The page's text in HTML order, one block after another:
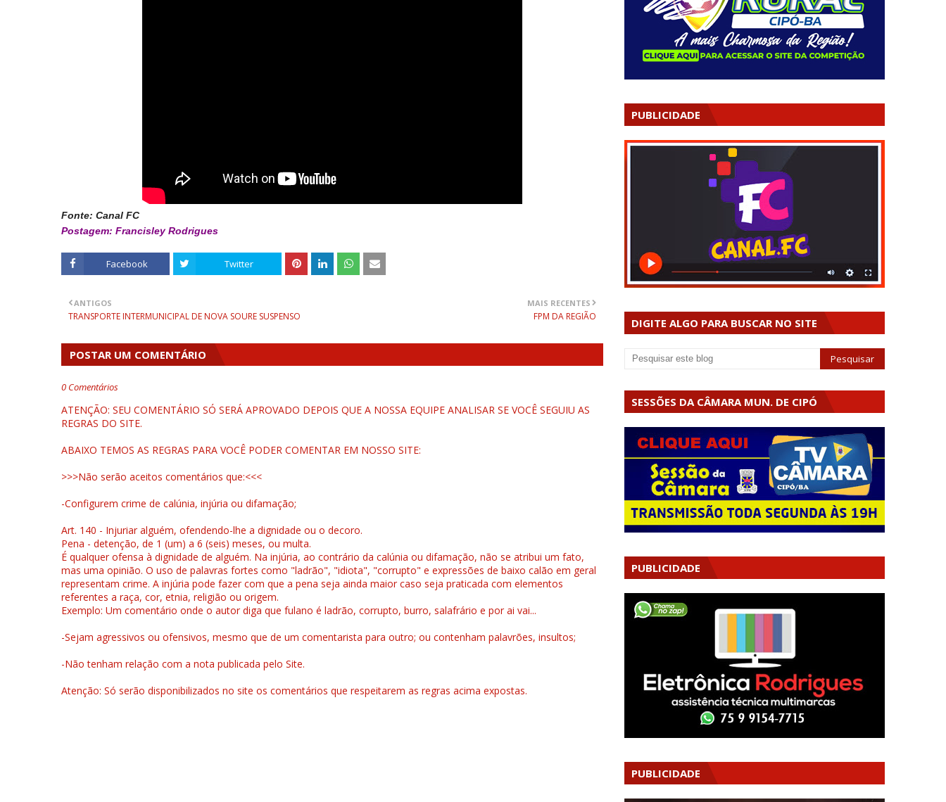
Fonte: Canal FC
Postagem: Francisley Rodrigues
Facebook Twitter
MAIS RECENTES
FPM DA REGIÃO
ANTIGOS
TRANSPORTE INTERMUNICIPAL DE NOVA SOURE SUSPENSO
POSTAR UM COMENTÁRIO
0 Comentários
ATENÇÃO: SEU COMENTÁRIO SÓ SERÁ APROVADO DEPOIS QUE A NOSSA EQUIPE ANALISAR SE VOCÊ SEGUIU AS
REGRAS DO SITE.
ABAIXO TEMOS AS REGRAS PARA VOCÊ PODER COMENTAR EM NOSSO SITE:
>>>Não serão aceitos comentários que:<<<
-Configurem crime de calúnia, injúria ou difamação;
Art. 140 - Injuriar alguém, ofendendo-lhe a dignidade ou o decoro.
Pena - detenção, de 1 (um) a 6 (seis) meses, ou multa.
É qualquer ofensa à dignidade de alguém. Na injúria, ao contrário da calúnia ou difamação, não se atribui um fato,
mas uma opinião. O uso de palavras fortes como "ladrão", "idiota", "corrupto" e expressões de baixo calão em geral
representam crime. A injúria pode fazer com que a pena seja ainda maior caso seja praticada com elementos
referentes a raça, cor, etnia, religião ou origem.
Exemplo: Um comentário onde o autor diga que fulano é ladrão, corrupto, burro, salafrário e por ai vai...
-Sejam agressivos ou ofensivos, mesmo que de um comentarista para outro; ou contenham palavrões, insultos;
-Não tenham relação com a nota publicada pelo Site.
Atenção: Só serão disponibilizados no site os comentários que respeitarem as regras acima expostas.
PUBLICIDADE
DIGITE ALGO PARA BUSCAR NO SITE
SESSÕES DA CÂMARA MUN. DE CIPÓ
PUBLICIDADE
PUBLICIDADE